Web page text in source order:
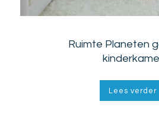
Ruimte Planeten
Lees verder